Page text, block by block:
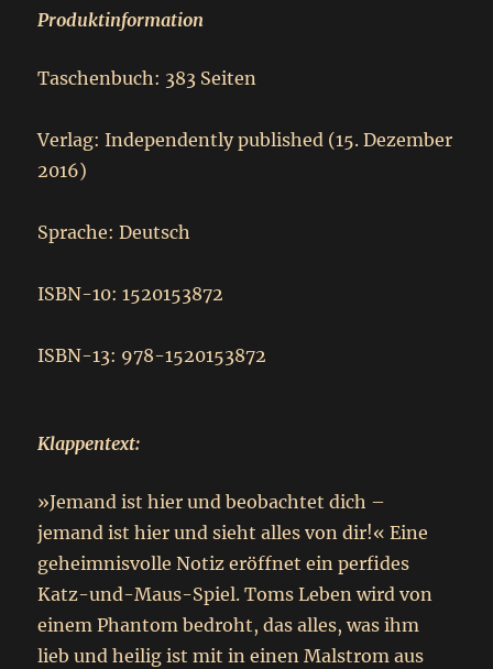
Produktinformation
Taschenbuch: 383 Seiten
Verlag: Independently published (15. Dezember
2016)
Sprache: Deutsch
ISBN-10: 1520153872
ISBN-13: 978-1520153872
Klappentext:
»Jemand ist hier und beobachtet dich –
jemand ist hier und sieht alles von dir!« Eine
geheimnisvolle Notiz eröffnet ein perfides
Katz-und-Maus-Spiel. Toms Leben wird von
einem Phantom bedroht, das alles, was ihm
lieb und heilig ist mit in einen Malstrom aus